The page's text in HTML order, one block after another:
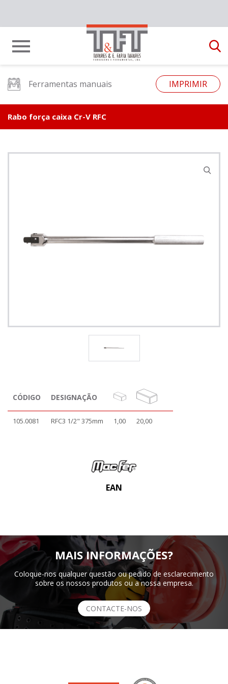
Ferramentas manuais IMPRIMIR
Rabo força caixa Cr-V RFC
CÓDIGO DESIGNAÇÃO
105.0081 RFC3 1/2" 375mm 1,00 20,00
EAN
MAIS INFORMAÇÕES?
Coloque-nos qualquer questão ou pedido de esclarecimento
sobre os nossos produtos ou a nossa empresa.
CONTACTE-NOS